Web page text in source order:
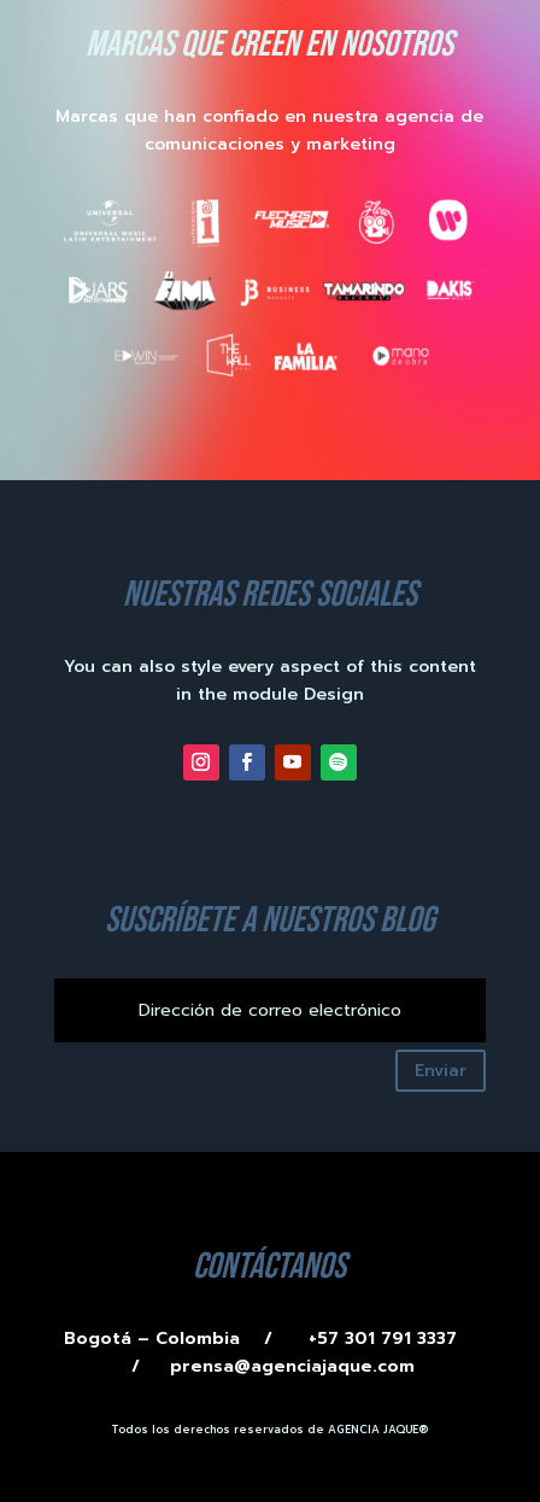
MARCAS QUE CREEN EN NOSOTROS
Marcas que han confiado en nuestra agencia de
comunicaciones y marketing
nuestras redes sociales
You can also style every aspect of this content
in the module Design
suscríbete a nuestros blog
Enviar
contáctanos
Bogotá – Colombia /
+57 301 791 3337
/ prensa@agenciajaque.com
Todos los derechos reservados de AGENCIA JAQUE®